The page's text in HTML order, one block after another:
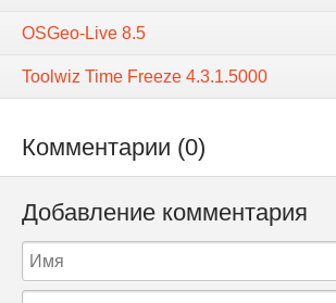
OSGeo-Live 8.5
Toolwiz Time Freeze 4.3.1.5000
Комментарии (0)
Добавление комментария